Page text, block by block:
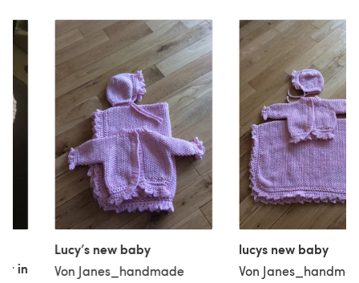
in
Lucy’s new baby
Von Janes_handmade
lucys new baby
Von